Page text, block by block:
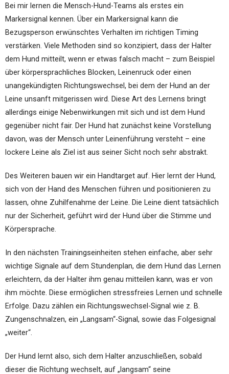
Bei mir lernen die Mensch-Hund-Teams als erstes ein
Markersignal kennen. Über ein Markersignal kann die
Bezugsperson erwünschtes Verhalten im richtigen Timing
verstärken. Viele Methoden sind so konzipiert, dass der Halter
dem Hund mitteilt, wenn er etwas falsch macht – zum Beispiel
über körpersprachliches Blocken, Leinenruck oder einen
unangekündigten Richtungswechsel, bei dem der Hund an der
Leine unsanft mitgerissen wird. Diese Art des Lernens bringt
allerdings einige Nebenwirkungen mit sich und ist dem Hund
gegenüber nicht fair. Der Hund hat zunächst keine Vorstellung
davon, was der Mensch unter Leinenführung versteht – eine
lockere Leine als Ziel ist aus seiner Sicht noch sehr abstrakt.
Des Weiteren bauen wir ein Handtarget auf. Hier lernt der Hund,
sich von der Hand des Menschen führen und positionieren zu
lassen, ohne Zuhilfenahme der Leine. Die Leine dient tatsächlich
nur der Sicherheit, geführt wird der Hund über die Stimme und
Körpersprache.
In den nächsten Trainingseinheiten stehen einfache, aber sehr
wichtige Signale auf dem Stundenplan, die dem Hund das Lernen
erleichtern, da der Halter ihm genau mitteilen kann, was er von
ihm möchte. Diese ermöglichen stressfreies Lernen und schnelle
Erfolge. Dazu zählen ein Richtungswechsel-Signal wie z. B.
Zungenschnalzen, ein „Langsam“-Signal, sowie das Folgesignal
„weiter“.
Der Hund lernt also, sich dem Halter anzuschließen, sobald
dieser die Richtung wechselt, auf „langsam“ seine